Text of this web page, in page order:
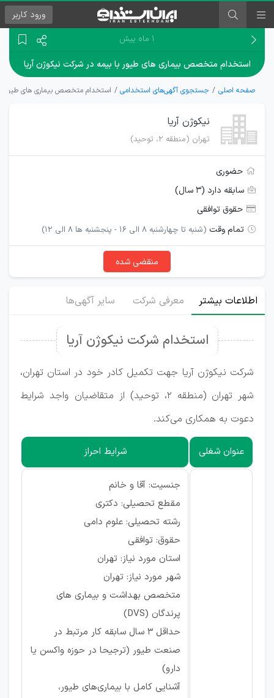
ورود کاربر
۱ ماه پیش
استخدام متخصص بیماری های طیور با بیمه در شرکت نیکوژن آریا
صفحه اصلی جستجوی آگهی‌های استخدامی استخدام متخصص بیماری های طیور
نیکوژن آریا
تهران (منطقه ۲، توحید)
حضوری
سابقه دارد (۳ سال)
حقوق توافقی
تمام وقت (شنبه تا چهارشنبه 8 الی 16 - پنجشنبه ها 8 الی 12)
منقضی شده
اطلاعات بیشتر معرفی شرکت سایر آگهی‌ها
استخدام شرکت نیکوژن آریا
شرکت نیکوژن آریا جهت تکمیل کادر خود در استان تهران،
شهر تهران (منطقه ۲، توحید) از متقاضیان واجد شرایط
دعوت به همکاری می‌کند.
عنوان شغلی شرایط احراز
جنسیت: آقا و خانم
مقطع تحصیلی: دکتری
رشته تحصیلی: علوم دامی
حقوق: توافقی
استان مورد نیاز: تهران
شهر مورد نیاز: تهران
متخصص بهداشت و بیماری های
پرندگان (DVS)
حداقل 3 سال سابقه کار مرتبط در
صنعت طیور (ترجیحا در حوزه واکسن یا
دارو)
آشنایی کامل با بیماری‌های طیور،